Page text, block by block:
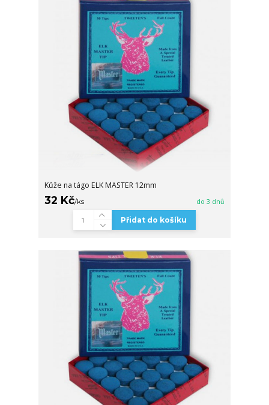
Kůže na tágo ELK MASTER 12mm
32 Kč/ks do 3 dnů
Přidat do košíku